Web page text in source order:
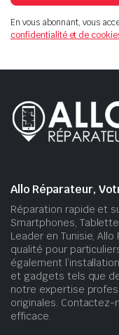
En vous abonnant, vous
confidentialité et de
Allo Réparateur,
Réparation rapide et
Smartphones,
Leader en Tunisie,
qualité pour
également
et gadgets tels que
notre expertise
originales.
efficace.